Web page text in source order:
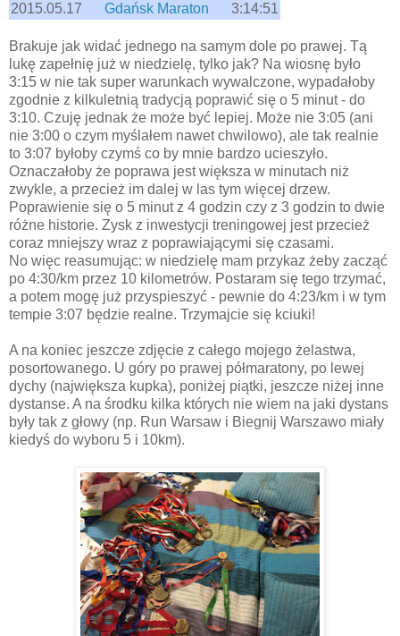
2015.05.17
Gdańsk Maraton 3:14:51
Brakuje jak widać jednego na samym dole po prawej. Tą
lukę zapełnię już w niedzielę, tylko jak? Na wiosnę było
3:15 w nie tak super warunkach wywalczone, wypadałoby
zgodnie z kilkuletnią tradycją poprawić się o 5 minut - do
3:10. Czuję jednak że może być lepiej. Może nie 3:05 (ani
nie 3:00 o czym myślałem nawet chwilowo), ale tak realnie
to 3:07 byłoby czymś co by mnie bardzo ucieszyło.
Oznaczałoby że poprawa jest większa w minutach niż
zwykle, a przecież im dalej w las tym więcej drzew.
Poprawienie się o 5 minut z 4 godzin czy z 3 godzin to dwie
różne historie. Zysk z inwestycji treningowej jest przecież
coraz mniejszy wraz z poprawiającymi się czasami.
No więc reasumując: w niedzielę mam przykaz żeby zacząć
po 4:30/km przez 10 kilometrów. Postaram się tego trzymać,
a potem mogę już przyspieszyć - pewnie do 4:23/km i w tym
tempie 3:07 będzie realne. Trzymajcie się kciuki!
A na koniec jeszcze zdjęcie z całego mojego żelastwa,
posortowanego. U góry po prawej półmaratony, po lewej
dychy (największa kupka), poniżej piątki, jeszcze niżej inne
dystanse. A na środku kilka których nie wiem na jaki dystans
były tak z głowy (np. Run Warsaw i Biegnij Warszawo miały
kiedyś do wyboru 5 i 10km).